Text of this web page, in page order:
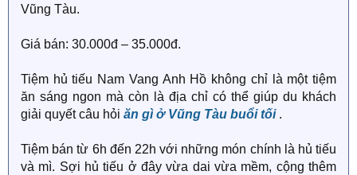
Vũng Tàu.
Giá bán: 30.000đ – 35.000đ.
Tiệm hủ tiếu Nam Vang Anh Hồ không chỉ là một tiệm
ăn sáng ngon mà còn là địa chỉ có thể giúp du khách
giải quyết câu hỏi ăn gì ở Vũng Tàu buổi tối.
Tiệm bán từ 6h đến 22h với những món chính là hủ tiếu
và mì. Sợi hủ tiếu ở đây vừa dai vừa mềm, cộng thêm